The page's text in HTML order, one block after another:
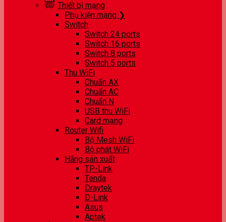
Thiết bị mạng
Phụ kiện mạng ❯
Switch
Switch 24 ports
Switch 16 ports
Switch 8 ports
Switch 5 ports
Thu WiFi
Chuẩn AX
Chuẩn AC
Chuẩn N
USB thu WiFi
Card mạng
Router Wifi
Bộ Mesh WiFi
Bộ phát WiFi
Hãng sản xuất
TP-Link
Tenda
Draytek
D-Link
Asus
Aptek